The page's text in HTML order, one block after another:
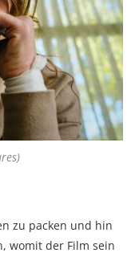
zu packen und hin
womit der Film sein